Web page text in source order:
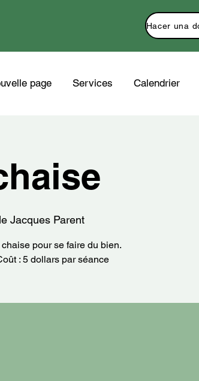
page Services Calendrier
Jacques Parent
pour se faire du bien.
: 5 dollars par séance